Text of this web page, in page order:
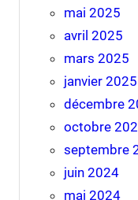
mai 2025
avril 2025
mars 2025
janvier 2025
décembre
octobre
septembre
juin 2024
mai 2024